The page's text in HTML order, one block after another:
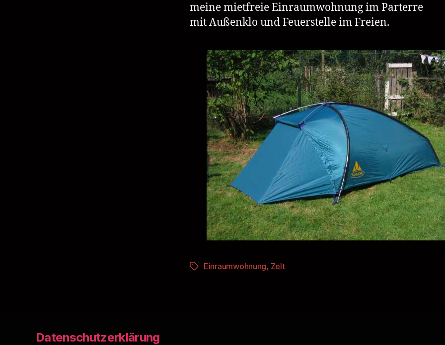
meine mietfreie Einraumwohnung im Parterre
mit Außenklo und Feuerstelle im Freien.
Schlagwörter
Einraumwohnung, Zelt
Datenschutzerklärung